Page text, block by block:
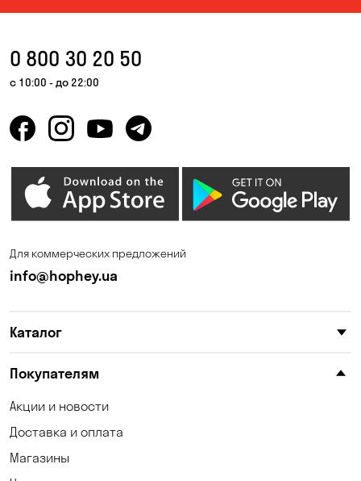
0 800 30 20 50
с 10:00 - до 22:00
Для коммерческих предложений
info@hophey.ua
Каталог
Покупателям
Акции и новости
Доставка и оплата
Магазины